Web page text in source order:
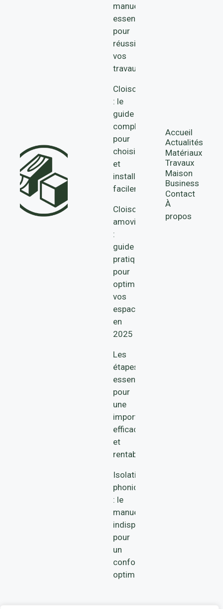
manuel
essentiel
pour
réussir
vos
travaux
Cloison
: le
guide
complet
pour
choisir
et
installer
facilement
Cloisons
amovibles
:
guide
pratique
pour
optimiser
vos
espaces
en
2025
Les
étapes
essentielles
pour
une
importation
efficace
et
rentable
Isolation
phonique
: le
manuel
indispensable
pour
un
confort
optimal
Accueil
Actualités
Matériaux
Travaux
Maison
Business
Contact
À
propos